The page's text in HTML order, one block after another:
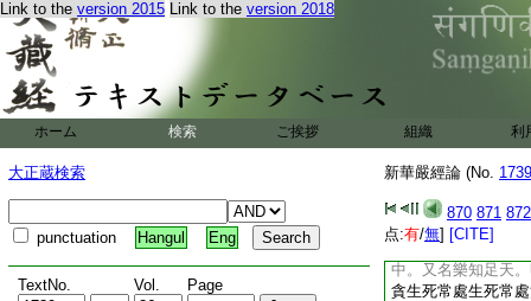
Link to the version 2015 Link to the version 2018
ホーム 検索 ご挨拶 組織 利
大正蔵検索
punctuation Hangul Eng
TextNo. Vol. Page
新華嚴經論 (No.
870 871 872
点:有/無] [CITE]
虚智發。此乃見道
表出凡超世同天自
方便定止心不亂爲
此爲十住位也。初
第四會夜摩天宮説
慧法空而爲行體即
時分明菩薩處行知
生。又知何惑増多
熟之。表知根利生
空居也
第五會兜率天宮説
中。又名樂知足天
貪生死常處生死常